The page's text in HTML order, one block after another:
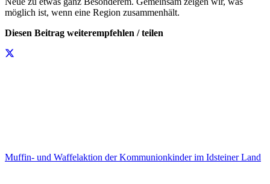
möglich ist, wenn eine Region zusammenhält.
Diesen Beitrag weiterempfehlen / teilen
Muffin- und Waffelaktion der Kommunionkinder im Idsteiner Land